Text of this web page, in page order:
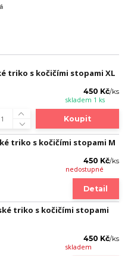
triko s kočičími stopami XL
450 Kč/ks
skladem 1 ks
Koupit
triko s kočičími stopami M
450 Kč/ks
nedostupné
Detail
triko s kočičími stopami
450 Kč/ks
skladem